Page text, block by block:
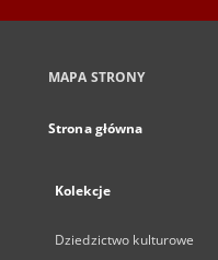
MAPA STRONY
Strona główna
Kolekcje
Dziedzictwo kulturowe